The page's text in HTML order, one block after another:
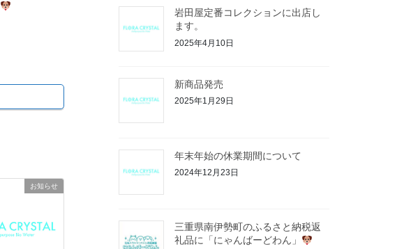
お知らせ
岩田屋定番コレクションに出店し
ます。
2025年4月10日
新商品発売
2025年1月29日
年末年始の休業期間について
2024年12月23日
三重県南伊勢町のふるさと納税返
礼品に「にゃんばーどわん」